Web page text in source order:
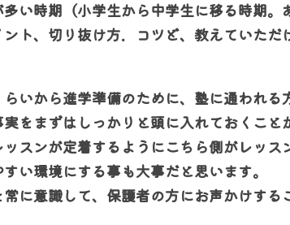
い時期（小学生から中学生に移る時期
ト、切り抜け方．コツど、教えていただ
いから進学準備のために、塾に通われ
をまずはしっかりと頭に入れておくこと
スンが定着するようにこちら側がレッス
い環境にする事も大事だと思います。
に意識して、保護者の方にお声かけす